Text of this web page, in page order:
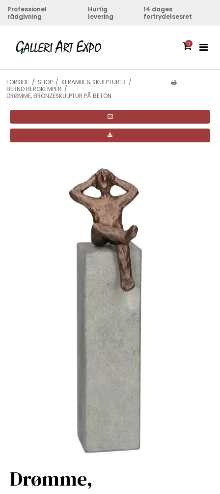
Professionel
rådgivning
Hurtig
levering
14 dages
fortrydelsesret
0
FORSIDE / SHOP / KERAMIK & SKULPTURER /
BERND BERGKEMPER /
DRØMME, BRONZESKULPTUR PÅ BETON
Drømme,